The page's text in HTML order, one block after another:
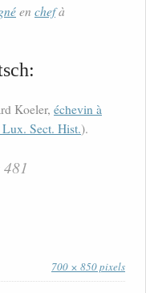
en chefà
Koeler, échevin à
Sect. Hist.).
481
700 × 850 pixels